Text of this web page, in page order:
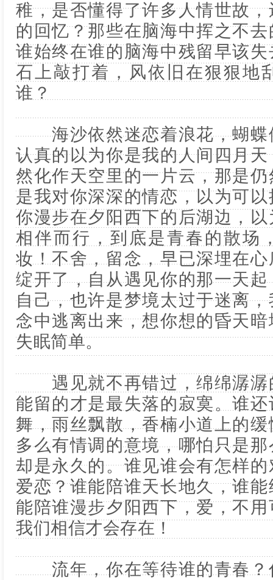
稚，是否懂得了许多人情世故
的回忆？那些在脑海中挥之不
谁始终在谁的脑海中残留早该
石上敲打着，风依旧在狠狠地
谁？
海沙依然迷恋着浪花，蝴蝶
认真的以为你是我的人间四月
然化作天空里的一片云，那是
是我对你深深的情恋，以为可
你漫步在夕阳西下的后湖边，
相伴而行，到底是青春的散场
妆！不舍，留念，早已深埋在
绽开了，自从遇见你的那一天
自己，也许是梦境太过于迷离
念中逃离出来，想你想的昏天
失眠简单。
遇见就不再错过，绵绵潺潺
能留的才是最失落的寂寞。谁
舞，雨丝飘散，香楠小道上的
多么有情调的意境，哪怕只是
却是永久的。谁见谁会有怎样
爱恋？谁能陪谁天长地久，谁
能陪谁漫步夕阳西下，爱，不
我们相信才会存在！
流年，你在等待谁的青春？